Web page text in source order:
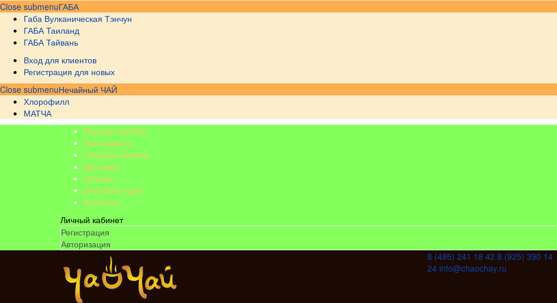
Close submenuГАБА
Габа Вулканическая Тэнчун
ГАБА Таиланд
ГАБА Тайвань
Вход для клиентов
Регистрация для новых
Close submenuНечайный ЧАЙ
Хлорофилл
МАТЧА
Почему ЧаоЧай
Как заказать
Способы оплаты
Доставка
Отзывы
Оптовый отдел
Контакты
Личный кабинет
Регистрация
Авторизация
8 (495) 241 18 42 8 (925) 390 14
24 info@chaochay.ru